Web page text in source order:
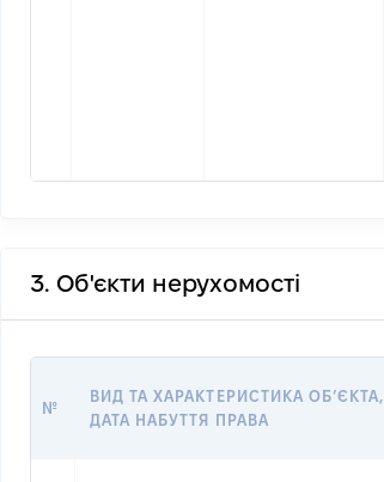
3. Об'єкти нерухомості
№
ВИД ТА ХАРАКТЕРИСТИКА ОБʼЄКТА,
ДАТА НАБУТТЯ ПРАВА